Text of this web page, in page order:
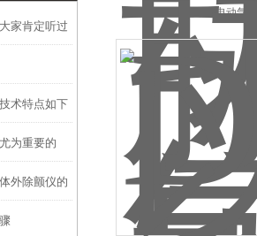
家肯定听过
术特点如下
为重要的
外除颤仪的
HXY-D03型华新电动气